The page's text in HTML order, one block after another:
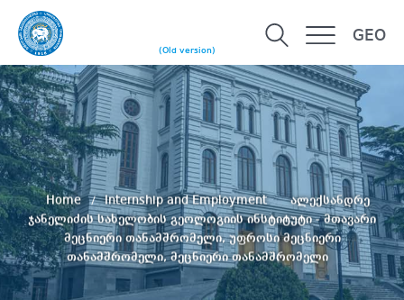
(Old version)
GEO
Home Internship and Employment
ალექსანდრე
ჯანელიძის სახელობის გეოლოგიის ინსტიტუტი - მთავარი
მეცნიერი თანამშრომელი, უფროსი მეცნიერი
თანამშრომელი, მეცნიერი თანამშრომელი